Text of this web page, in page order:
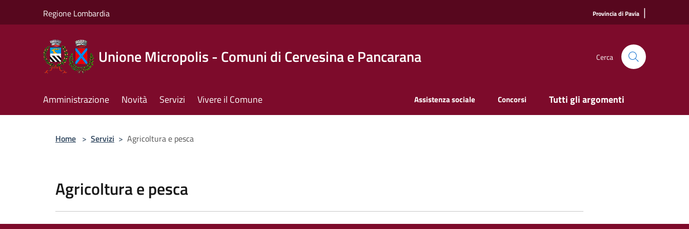
Regione Lombardia Provincia di Pavia |
Unione Micropolis - Comuni di Cervesina e Pancarana Cerca
Amministrazione Novità Servizi Vivere il Comune Assistenza sociale Concorsi Tutti gli argomenti
Home > Servizi > Agricoltura e pesca
Agricoltura e pesca